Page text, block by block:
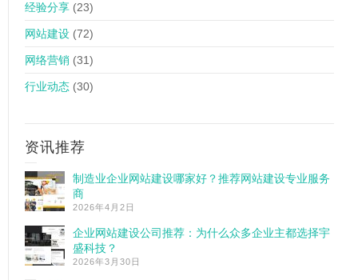
经验分享 (23)
网站建设 (72)
网络营销 (31)
行业动态 (30)
资讯推荐
制造业企业网站建设哪家好？推荐网站建设专业服务
商
2026年4月2日
企业网站建设公司推荐：为什么众多企业主都选择宇
盛科技？
2026年3月30日